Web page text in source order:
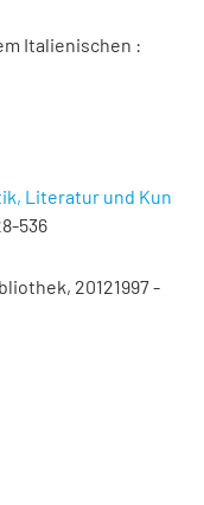
Italienischen :
Literatur und Kun
536
20121997 -